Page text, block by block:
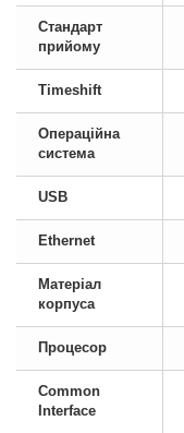
Стандарт
прийому
Timeshift
Операційна
система
USB
Ethernet
Матеріал
корпуса
Процесор
Common
Interface